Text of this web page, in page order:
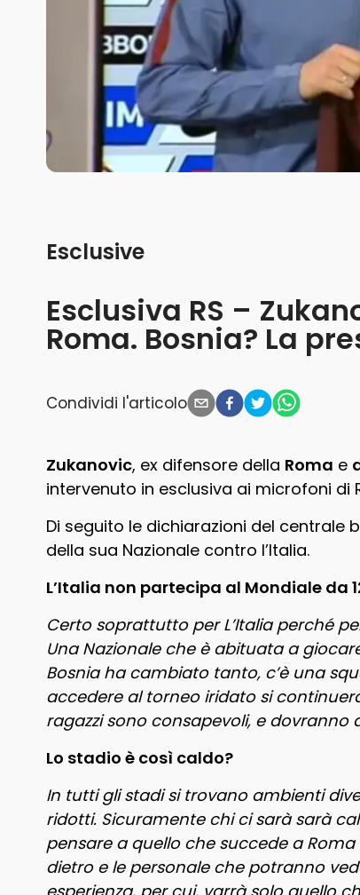
Esclusiva RS –
Roma. Bosnia? La
Esclusive
Condividi l'articolo
Zukanovic, ex difensore della Roma e
intervenuto in esclusiva ai microfoni di
Di seguito le dichiarazioni del
della sua Nazionale contro l’Italia.
L’Italia non partecipa al Mondiale da
Certo soprattutto per L’Italia perché
Una Nazionale che è abituata a
Bosnia ha cambiato tanto, c’è una
accedere al torneo iridato si
ragazzi sono consapevoli, e
Lo stadio è così caldo?
In tutti gli stadi si trovano ambienti
ridotti. Sicuramente chi ci sarà sarà
pensare a quello che succede a
dietro e le personale che potranno